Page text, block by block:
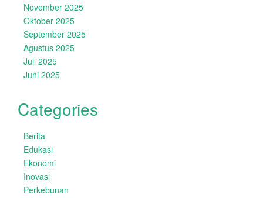
November 2025
Oktober 2025
September 2025
Agustus 2025
Juli 2025
Juni 2025
Categories
Berita
Edukasi
Ekonomi
Inovasi
Perkebunan